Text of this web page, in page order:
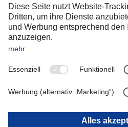
Slovakia
Spain
Sweden
Switzerland
OCEANIA